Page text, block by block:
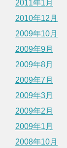
2011年1月
2010年12月
2009年10月
2009年9月
2009年8月
2009年7月
2009年3月
2009年2月
2009年1月
2008年10月